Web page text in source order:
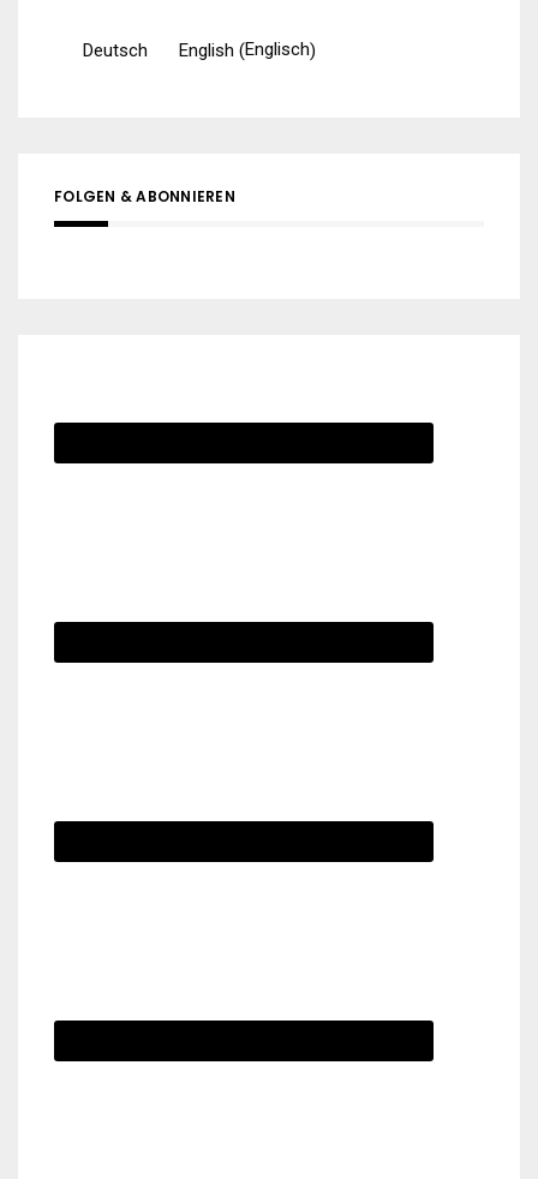
Deutsch English (Englisch)
FOLGEN & ABONNIEREN